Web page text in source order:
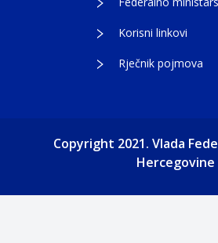
Korisni linkovi
Rječnik pojmova
Copyright 2021. Vlada
Hercegovine